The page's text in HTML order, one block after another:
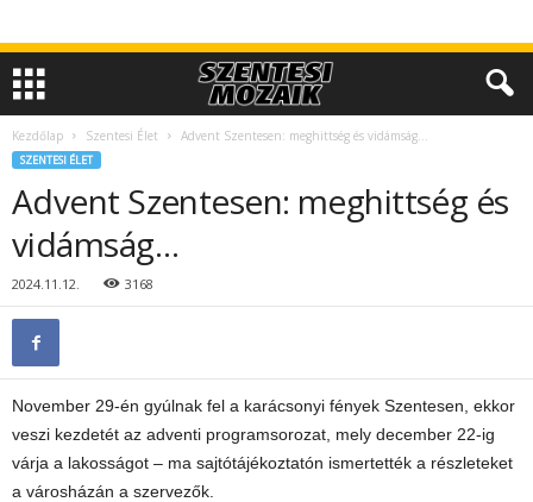
Kezdőlap Szentesi Élet Advent Szentesen: meghittség és vidámság…
SZENTESI ÉLET
Advent Szentesen: meghittség és
vidámság…
2024.11.12. 3168
November 29-én gyúlnak fel a karácsonyi fények Szentesen, ekkor
veszi kezdetét az adventi programsorozat, mely december 22-ig
várja a lakosságot – ma sajtótájékoztatón ismertették a részleteket
a városházán a szervezők.